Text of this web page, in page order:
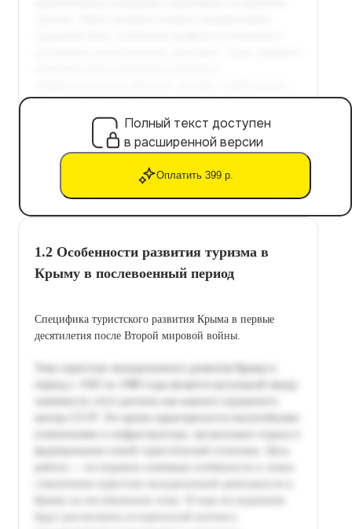
Полный текст доступен
в расширенной версии
Оплатить 399 р.
1.2 Особенности развития туризма в
Крыму в послевоенный период
Специфика туристского развития Крыма в первые
десятилетия после Второй мировой войны.